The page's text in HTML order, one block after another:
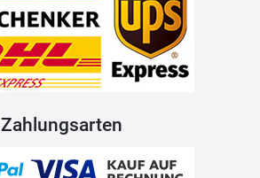
Zahlungsarten